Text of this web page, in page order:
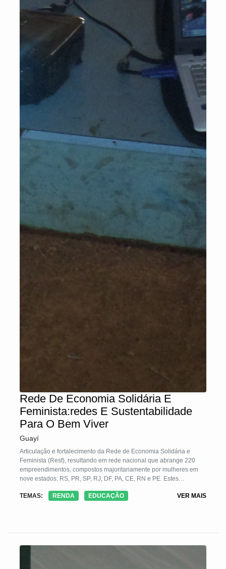
Rede De Economia Solidária E
Feminista:redes E Sustentabilidade
Para O Bem Viver
Guayí
Articulação e fortalecimento da Rede de Economia Solidária e
Feminista (Resf), resultando em rede nacional que abrange 220
empreendimentos, compostos majoritariamente por mulheres em
nove estados: RS, PR, SP, RJ, DF, PA, CE, RN e PE. Estes
arranjos econômicos locais/territoriais, estão mapeados na
solidária, numa estratégia de apoio às iniciativas econômica das
TEMAS: RENDA EDUCAÇÃO VER MAIS